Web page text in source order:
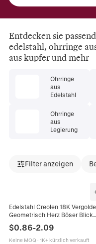
Entdecken sie
edelstahl, ohrringe
aus kupfer und mehr
Ohrringe
aus
Edelstahl
Ohrringe
aus
Legierung
Filter anzeigen
Edelstahl Creolen 18K
Geometrisch Herz Böser Blick
Kreuz Anhänger Modeschmuck
Damen
$0.86-2.09
Keine MOQ · 1K+ kürzlich verkauft